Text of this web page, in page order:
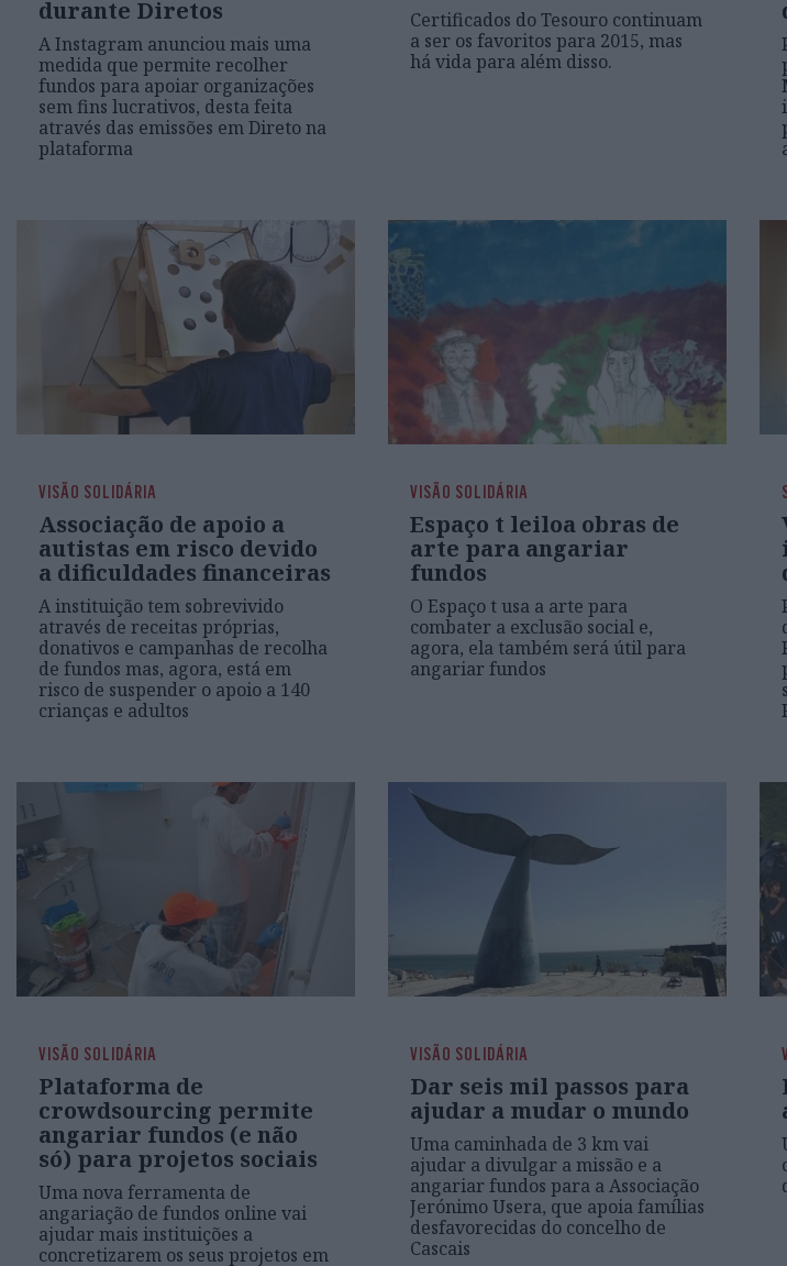
durante Diretos
A Instagram anunciou mais uma
medida que permite recolher
fundos para apoiar organizações
sem fins lucrativos, desta feita
através das emissões em Direto na
plataforma
Certificados do Tesouro continuam
a ser os favoritos para 2015, mas
há vida para além disso.
VISÃO SOLIDÁRIA
Associação de apoio a
autistas em risco devido
a dificuldades financeiras
A instituição tem sobrevivido
através de receitas próprias,
donativos e campanhas de recolha
de fundos mas, agora, está em
risco de suspender o apoio a 140
crianças e adultos
VISÃO SOLIDÁRIA
Espaço t leiloa obras de
arte para angariar
fundos
O Espaço t usa a arte para
combater a exclusão social e,
agora, ela também será útil para
angariar fundos
VISÃO SOLIDÁRIA
Plataforma de
crowdsourcing permite
angariar fundos (e não
só) para projetos sociais
Uma nova ferramenta de
angariação de fundos online vai
ajudar mais instituições a
concretizarem os seus projetos em
VISÃO SOLIDÁRIA
Dar seis mil passos para
ajudar a mudar o mundo
Uma caminhada de 3 km vai
ajudar a divulgar a missão e a
angariar fundos para a Associação
Jerónimo Usera, que apoia famílias
desfavorecidas do concelho de
Cascais